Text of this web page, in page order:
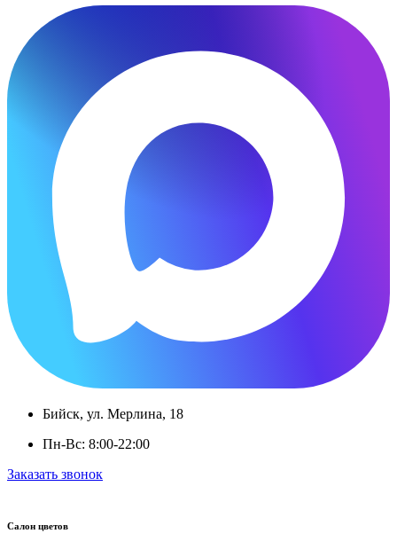
Бийск, ул. Мерлина, 18
Пн-Вс: 8:00-22:00
Заказать звонок
Салон цветов